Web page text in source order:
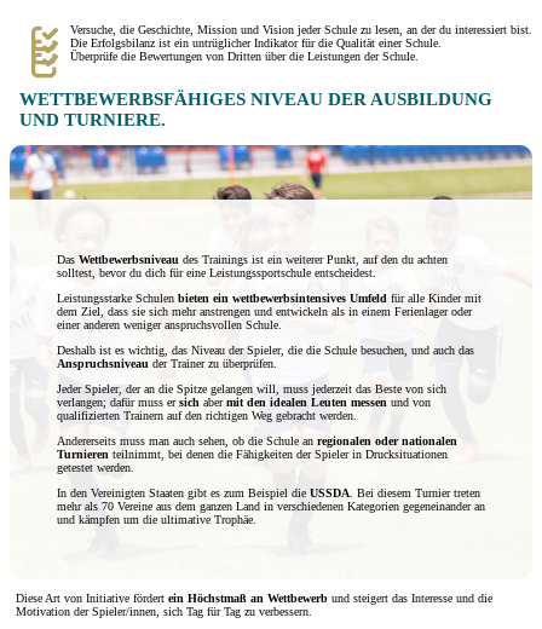
Versuche, die Geschichte, Mission und Vision jeder Schule zu lesen, an der du interessiert bist.
Die Erfolgsbilanz ist ein untrüglicher Indikator für die Qualität einer Schule.
Überprüfe die Bewertungen von Dritten über die Leistungen der Schule.
WETTBEWERBSFÄHIGES NIVEAU DER AUSBILDUNG
UND TURNIERE.
Das Wettbewerbsniveaudes Trainings ist ein weiterer Punkt, auf den du achten
solltest, bevor du dich für eine Leistungssportschule entscheidest.
Leistungsstarke Schulen bieten ein wettbewerbsintensives Umfeldfür alle Kinder mit
dem Ziel, dass sie sich mehr anstrengen und entwickeln als in einem Ferienlager oder
einer anderen weniger anspruchsvollen Schule.
Deshalb ist es wichtig, das Niveau der Spieler, die die Schule besuchen, und auch das
Anspruchsniveauder Trainer zu überprüfen.
Jeder Spieler, der an die Spitze gelangen will, muss jederzeit das Beste von sich
verlangen; dafür muss ersichabermit den idealen Leuten messenund von
qualifizierten Trainern auf den richtigen Weg gebracht werden.
Andererseits muss man auch sehen, ob die Schule an regionalen oder nationalen
Turnierenteilnimmt, bei denen die Fähigkeiten der Spieler in Drucksituationen
getestet werden.
In den Vereinigten Staaten gibt es zum Beispiel die USSDA. Bei diesem Turnier treten
mehr als 70 Vereine aus dem ganzen Land in verschiedenen Kategorien gegeneinander an
und kämpfen um die ultimative Trophäe.
Diese Art von Initiative fördert ein Höchstmaß an Wettbewerb und steigert das Interesse und die
Motivation der Spieler/innen, sich Tag für Tag zu verbessern.